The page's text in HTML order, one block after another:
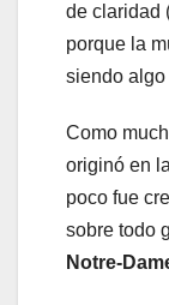
de claridad
porque la
siendo
Como
originó en la
poco fue
sobre todo
Notre-